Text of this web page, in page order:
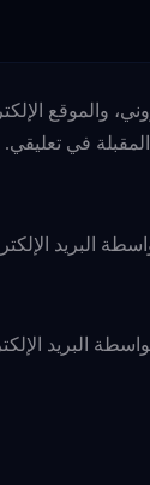
والموقع
في تعليقي.
البريد
البريد